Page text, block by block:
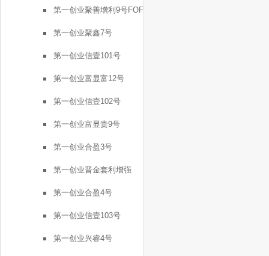
第一创业聚善增利9号FOF
第一创业聚鑫7号
第一创业信壹101号
第一创业富显富12号
第一创业信壹102号
第一创业富显贵9号
第一创业合盈3号
第一创业晋金套利增强
FOF2号
第一创业合盈4号
第一创业信壹103号
第一创业兴睿4号